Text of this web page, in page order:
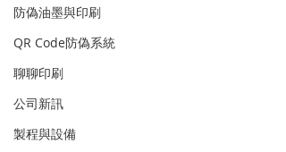
防偽油墨與印刷
QR Code防偽系統
聊聊印刷
公司新訊
製程與設備